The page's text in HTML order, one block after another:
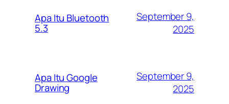
Apa Itu Bluetooth
5.3
September 9,
2025
Apa Itu Google
Drawing
September 9,
2025